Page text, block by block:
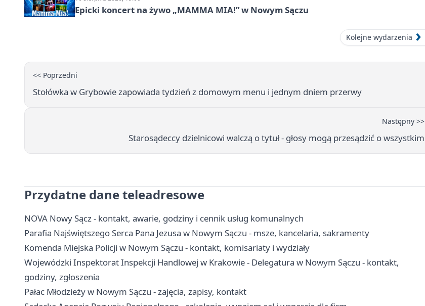
Epicki koncert na żywo „MAMMA MIA!” w Nowym Sączu
Kolejne wydarzenia
<< Poprzedni
Stołówka w Grybowie zapowiada tydzień z domowym menu i jednym dniem przerwy
Następny >>
Starosądeccy dzielnicowi walczą o tytuł - głosy mogą przesądzić o wszystkim
Przydatne dane teleadresowe
NOVA Nowy Sącz - kontakt, awarie, godziny i cennik usług komunalnych
Parafia Najświętszego Serca Pana Jezusa w Nowym Sączu - msze, kancelaria, sakramenty
Komenda Miejska Policji w Nowym Sączu - kontakt, komisariaty i wydziały
Wojewódzki Inspektorat Inspekcji Handlowej w Krakowie - Delegatura w Nowym Sączu - kontakt,
godziny, zgłoszenia
Pałac Młodzieży w Nowym Sączu - zajęcia, zapisy, kontakt